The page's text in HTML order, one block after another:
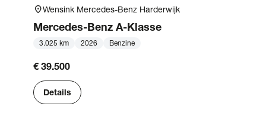
location_onWensink Mercedes-Benz Harderwijk
Mercedes-Benz A-Klasse
3.025 km 2026 Benzine
€ 39.500
Details